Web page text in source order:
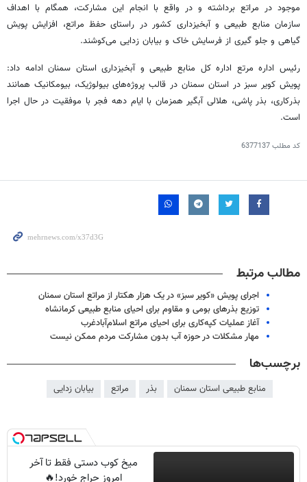
موجود در مراتع برداشته و در واقع با انجام این مشارکت، همگام با اهداف
سازمان منابع طبیعی و آبخیزداری کشور در راستای حفظ مراتع، افزایش پویش
گیاهی و جلو گیری از فرسایش خاک و بیابان زدایی می‌کوشند.
رئیس اداره مرتع اداره کل منابع طبیعی و آبخیزداری استان سمنان ادامه داد:
پویش کویر سبز در استان سمنان در قالب پروژه‌های بیولوژیک، بیومکانیک همانند
بذرکاری، بذرپاشی، هلالی آبگیر همزمان با ایام دهه فجر با موفقیت در حال اجرا
است.
کد مطلب6377137
مطالب مرتبط
اجرای پویش «کویر سبز» در یک هزار هکتار از مراتع استان سمنان
توزیع بذرهای بومی و مقاوم برای احیای منابع طبیعی کرمانشاه
آغاز عملیات کپه‌کاری برای احیای مراتع اسلام‌آبادغرب
مهار مشکلات در حوزه آب بدون مشارکت مردم ممکن نیست
برچسب‌ها
منابع طبیعی استان سمنان بذر مراتع بیابان زدایی
میخ کوب دستی فقط تا آخر
امروز حراج خورد!🔥